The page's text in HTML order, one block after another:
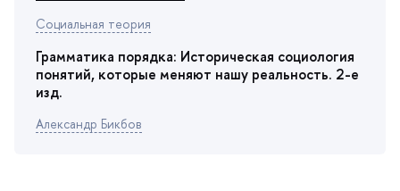
Социальная теория
Грамматика порядка: Историческая социология
понятий, которые меняют нашу реальность. 2-е
изд.
Александр Бикбо